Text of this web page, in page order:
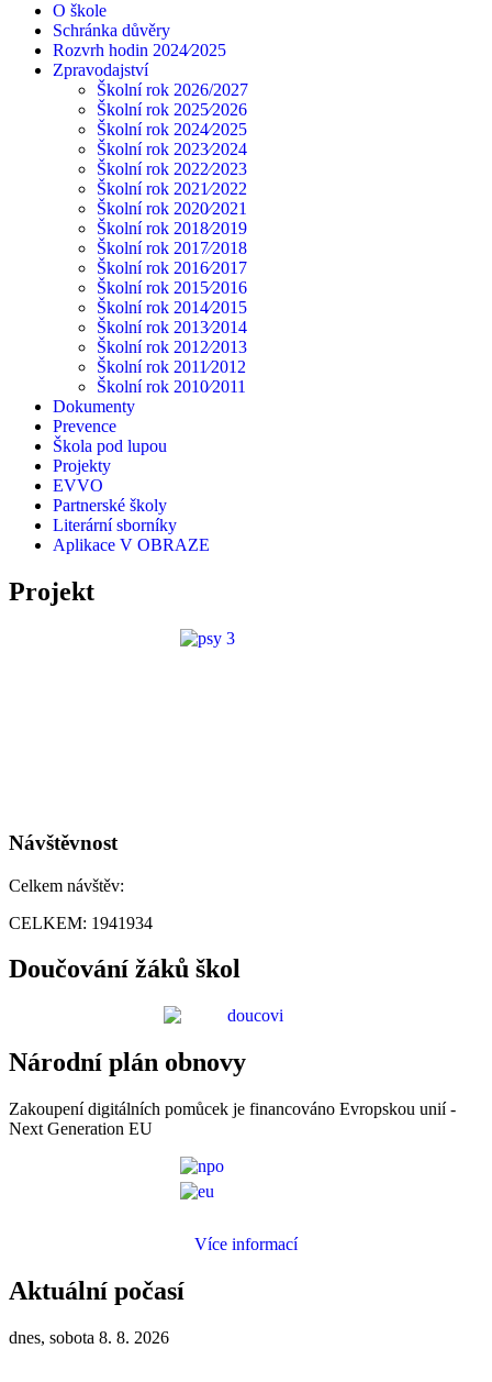
O škole
Schránka důvěry
Rozvrh hodin 2024⁄2025
Zpravodajství
Školní rok 2026/2027
Školní rok 2025⁄2026
Školní rok 2024⁄2025
Školní rok 2023⁄2024
Školní rok 2022⁄2023
Školní rok 2021⁄2022
Školní rok 2020⁄2021
Školní rok 2018⁄2019
Školní rok 2017⁄2018
Školní rok 2016⁄2017
Školní rok 2015⁄2016
Školní rok 2014⁄2015
Školní rok 2013⁄2014
Školní rok 2012⁄2013
Školní rok 2011⁄2012
Školní rok 2010⁄2011
Dokumenty
Prevence
Škola pod lupou
Projekty
EVVO
Partnerské školy
Literární sborníky
Aplikace V OBRAZE
Projekt
Návštěvnost
Celkem návštěv:
CELKEM: 1941934
Doučování žáků škol
Národní plán obnovy
Zakoupení digitálních pomůcek je financováno Evropskou unií -
Next Generation EU
Více informací
Aktuální počasí
dnes, sobota 8. 8. 2026